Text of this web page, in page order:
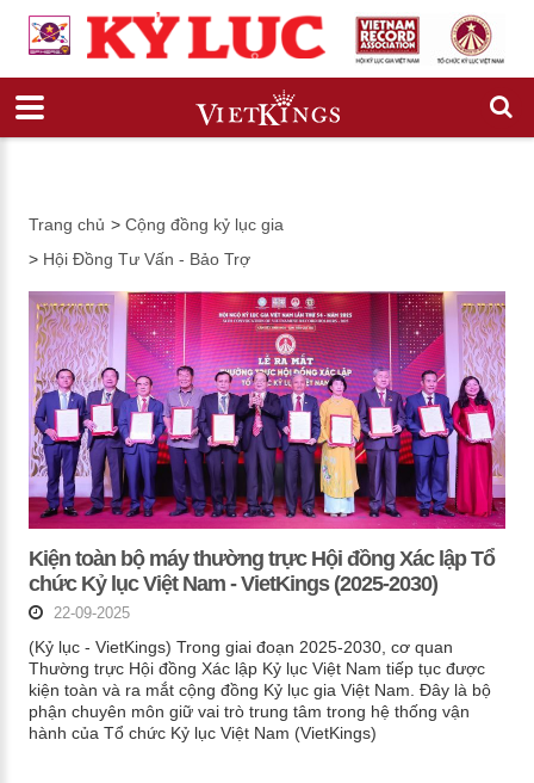
Trang chủ > Cộng đồng kỷ lục gia
> Hội Đồng Tư Vấn - Bảo Trợ
Kiện toàn bộ máy thường trực Hội đồng Xác lập Tổ
chức Kỷ lục Việt Nam - VietKings (2025-2030)
22-09-2025
(Kỷ lục - VietKings) Trong giai đoạn 2025-2030, cơ quan
Thường trực Hội đồng Xác lập Kỷ lục Việt Nam tiếp tục được
kiện toàn và ra mắt cộng đồng Kỷ lục gia Việt Nam. Đây là bộ
phận chuyên môn giữ vai trò trung tâm trong hệ thống vận
hành của Tổ chức Kỷ lục Việt Nam (VietKings)